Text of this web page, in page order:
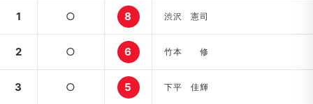
1 ○ 8 渋沢 憲司
2 ○ 6 竹本 修
3 ○ 5 下平 佳輝